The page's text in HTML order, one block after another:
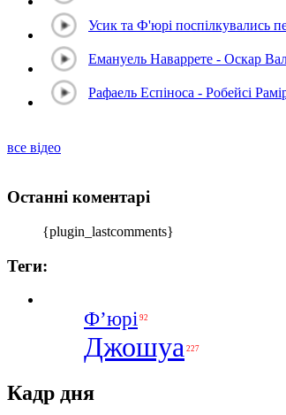
Усик та Ф'юрі поспілкувались
Емануель Наваррете - Оскар
Рафаель Еспіноса - Робейсі
все відео
Останні коментарі
{plugin_lastcomments}
Теги:
Ф’юрі 92
Джошуа 227
Кадр дня